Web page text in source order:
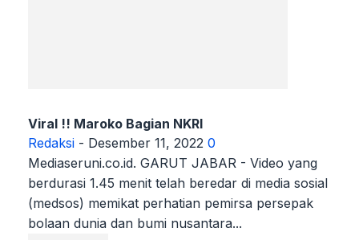
Viral !! Maroko Bagian NKRI
Redaksi - Desember 11, 2022 0
Mediaseruni.co.id. GARUT JABAR - Video yang
berdurasi 1.45 menit telah beredar di media sosial
(medsos) memikat perhatian pemirsa persepak
bolaan dunia dan bumi nusantara...